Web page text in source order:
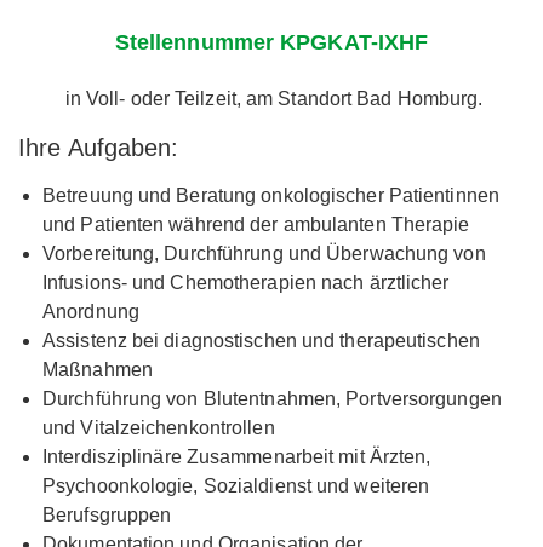
Stellennummer KPGKAT-IXHF
in Voll- oder Teilzeit, am Standort Bad Homburg.
Ihre Aufgaben:
Betreuung und Beratung onkologischer Patientinnen
und Patienten während der ambulanten Therapie
Vorbereitung, Durchführung und Überwachung von
Infusions- und Chemotherapien nach ärztlicher
Anordnung
Assistenz bei diagnostischen und therapeutischen
Maßnahmen
Durchführung von Blutentnahmen, Portversorgungen
und Vitalzeichenkontrollen
Interdisziplinäre Zusammenarbeit mit Ärzten,
Psychoonkologie, Sozialdienst und weiteren
Berufsgruppen